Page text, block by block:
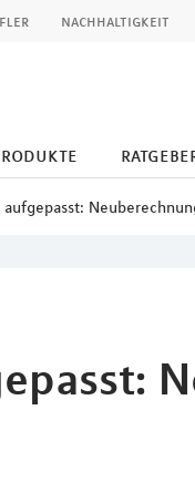
nachhaltigkeit
aufgepasst: